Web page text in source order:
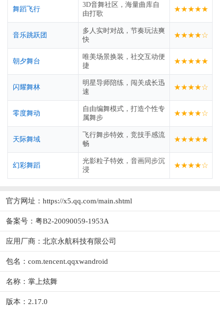
舞蹈飞行
3D音舞社区，海量曲库自
由打歌
★★★★★
音乐跳跃团
多人实时对战，节奏玩法爽
快
★★★★☆
朝夕舞台
唯美场景换装，社交互动便
捷
★★★★★
闪耀舞林
明星导师陪练，闯关成长迅
速
★★★★☆
零度舞动
自由编舞模式，打造个性专
属舞步
★★★★☆
天际舞域
飞行舞步特效，竞技手感流
畅
★★★★★
幻彩舞蹈
光影粒子特效，音画同步沉
浸
★★★★☆
官方网址： https://x5.qq.com/main.shtml
备案号：粤B2-20090059-1953A
应用厂商： 北京永航科技有限公司
包名：com.tencent.qqxwandroid
名称：掌上炫舞
版本：2.17.0